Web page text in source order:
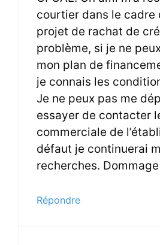
courtier dans le cadre
projet de rachat de
problème, si je ne
mon plan de
je connais les
Je ne peux pas me
essayer de contacter
commerciale de
défaut je continuerai
recherches. Dommage
Répondre